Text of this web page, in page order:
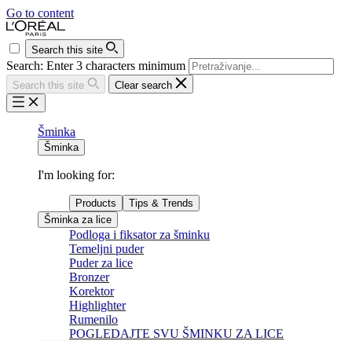
Go to content
Search this site
Search: Enter 3 characters minimum
Search this site Clear search
Šminka
Šminka
I'm looking for:
Products
Tips & Trends
Šminka za lice
Podloga i fiksator za šminku
Temeljni puder
Puder za lice
Bronzer
Korektor
Highlighter
Rumenilo
POGLEDAJTE SVU ŠMINKU ZA LICE